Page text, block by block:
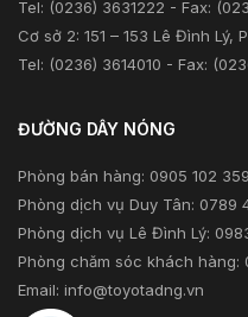
Tel: (0236) 3631222 - Fax:
Cơ sở 2: 151 – 153 Lê Đình Lý,
Tel: (0236) 3614010 - Fax:
ĐƯỜNG DÂY NÓNG
Phòng bán hàng: 0905 102 359
Phòng dịch vụ Duy Tân: 0789
Phòng dịch vụ Lê Đình Lý:
Phòng chăm sóc khách hàng:
Email: info@toyotadng.vn